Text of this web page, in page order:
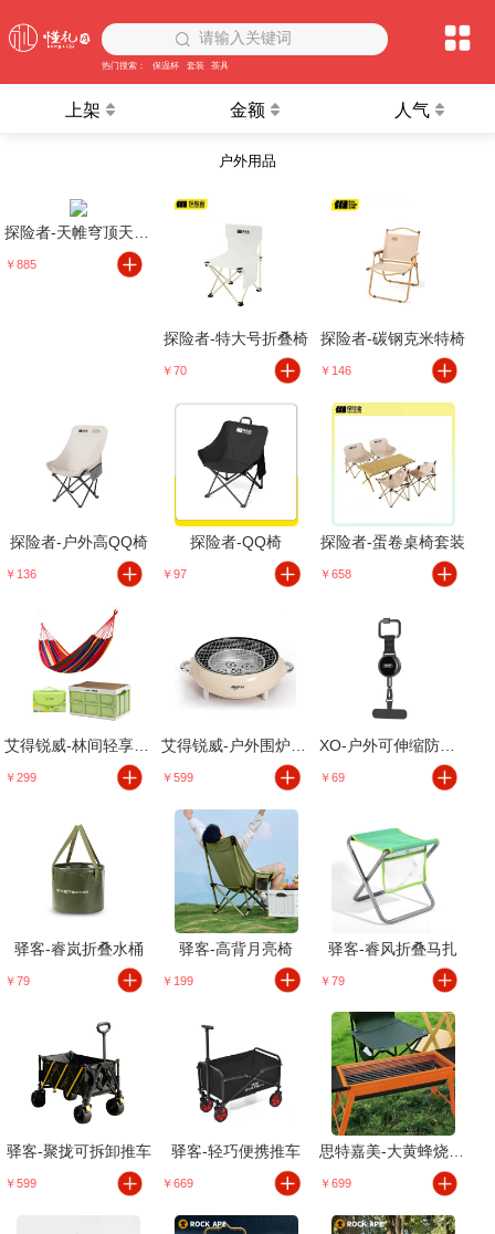
请输入关键词
热门搜索： 保温杯 套装 茶具
上架 金额 人气
户外用品
￥885
探险者-特大号折叠椅
￥70
探险者-碳钢克米特椅
￥146
探险者-户外高QQ椅
￥136
探险者-QQ椅
￥97
探险者-蛋卷桌椅套装
￥658
￥299 ￥599
XO-户外可伸缩防盗手机扣
￥69
驿客-睿岚折叠水桶
￥79
驿客-高背月亮椅
￥199
驿客-睿风折叠马扎
￥79
驿客-聚拢可拆卸推车
￥599
驿客-轻巧便携推车
￥669
思特嘉美-大黄蜂烧烤架
￥699